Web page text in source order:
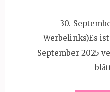
30.
Werbelinks)Es
September 2025